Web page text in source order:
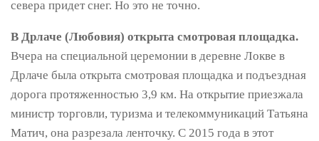
севера придет снег. Но это не точно.
В Дрлаче (Любовия) открыта смотровая площадка.
Вчера на специальной церемонии в деревне Локве в
Дрлаче была открыта смотровая площадка и подъездная
дорога протяженностью 3,9 км. На открытие приезжала
министр торговли, туризма и телекоммуникаций Татьяна
Матич, она разрезала ленточку. С 2015 года в этот